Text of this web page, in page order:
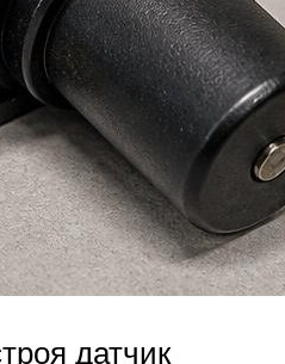
датчик